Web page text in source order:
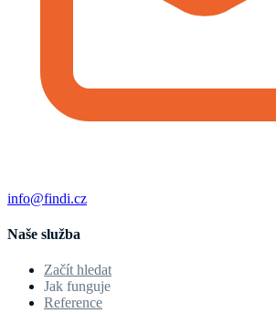
info@findi.cz
Naše služba
Začít hledat
Jak funguje
Reference